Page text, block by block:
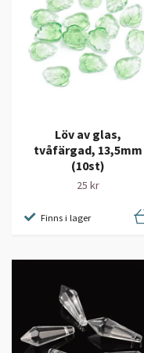
Löv av glas,
tvåfärgad, 13,5mm
(10st)
25 kr
Finns i lager